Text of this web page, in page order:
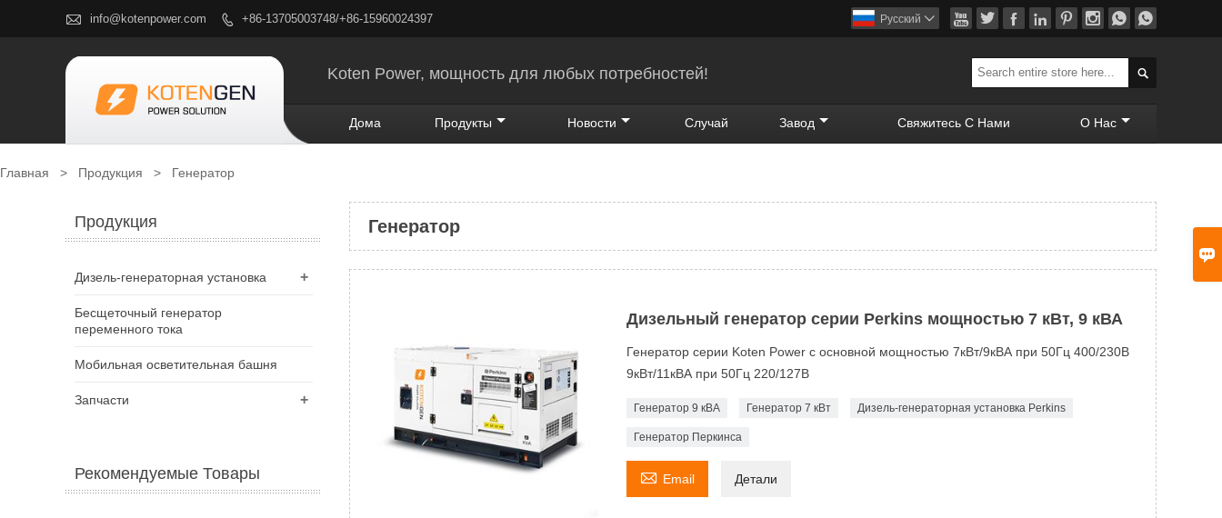

 info@kotenpower.com  +86-13705003748/+86-15960024397        
Pусский 
Koten Power, мощность для любых потребностей! 
Дома Продукты Новости Случай Завод Свяжитесь С Нами О Нас
Главная > Продукция > Генератор
Генератор
Дизельный генератор серии Perkins мощностью 7 кВт, 9 кВА
Генератор серии Koten Power с основной мощностью 7кВт/9кВА при 50Гц 400/230В
9кВт/11кВА при 50Гц 220/127В
Генератор 9 кВА Генератор 7 кВт Дизель-генераторная установка Perkins
Генератор Перкинса
 Email Детали
Продукция
+
Дизель-генераторная установка
Бесщеточный генератор
переменного тока
Мобильная осветительная башня
+
Запчасти
Рекомендуемые Товары